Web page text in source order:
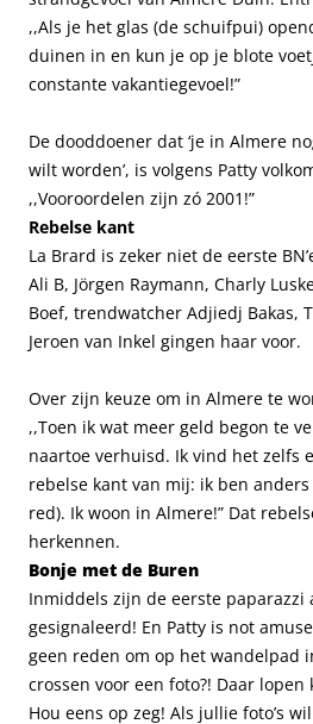
,,Als je het glas (de schuifpui)
duinen in en kun je op je blote
constante vakantiegevoel!”
De dooddoener dat ‘je in Almere
wilt worden’, is volgens Patty
,,Vooroordelen zijn zó 2001!”
Rebelse kant
La Brard is zeker niet de eerste
Ali B, Jörgen Raymann, Charly
Boef, trendwatcher Adjiedj Bakas,
Jeroen van Inkel gingen haar voor.
Over zijn keuze om in Almere te
,,Toen ik wat meer geld begon te
naartoe verhuisd. Ik vind het zelfs
rebelse kant van mij: ik ben
red). Ik woon in Almere!” Dat
herkennen.
Bonje met de Buren
Inmiddels zijn de eerste paparazzi
gesignaleerd! En Patty is not
geen reden om op het wandelpad
crossen voor een foto?! Daar
Hou eens op zeg! Als jullie foto’s